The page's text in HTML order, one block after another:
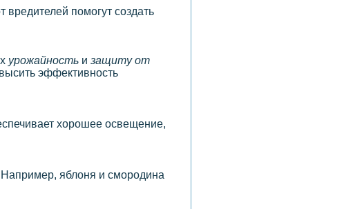
помогут создать
урожайность и защиту от
эффективность
хорошее освещение,
яблоня и смородина